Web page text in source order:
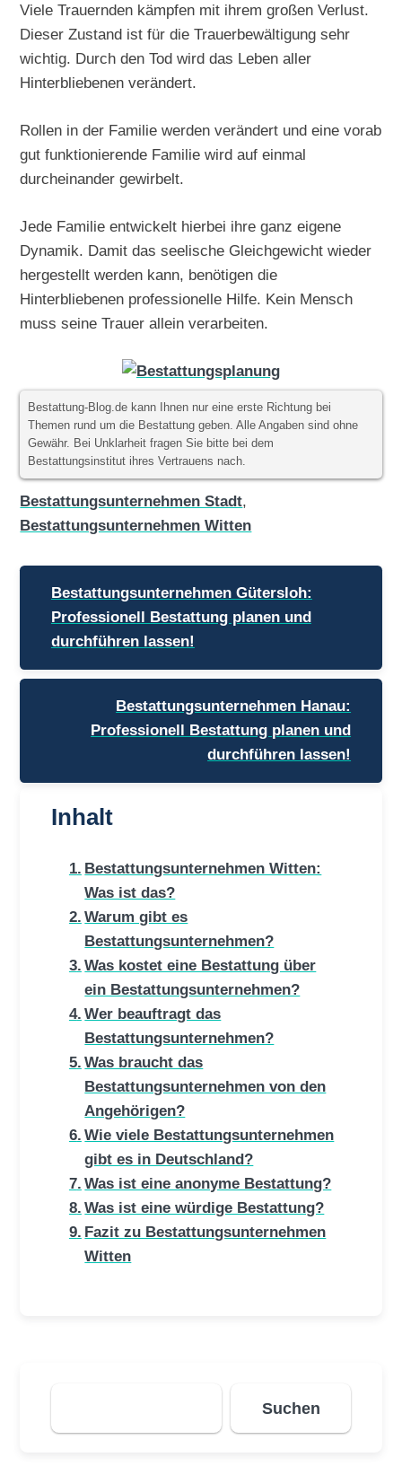
Viele Trauernden kämpfen mit ihrem großen Verlust.
Dieser Zustand ist für die Trauerbewältigung sehr
wichtig. Durch den Tod wird das Leben aller
Hinterbliebenen verändert.
Rollen in der Familie werden verändert und eine vorab
gut funktionierende Familie wird auf einmal
durcheinander gewirbelt.
Jede Familie entwickelt hierbei ihre ganz eigene
Dynamik. Damit das seelische Gleichgewicht wieder
hergestellt werden kann, benötigen die
Hinterbliebenen professionelle Hilfe. Kein Mensch
muss seine Trauer allein verarbeiten.
Bestattung-Blog.de kann Ihnen nur eine erste Richtung bei
Themen rund um die Bestattung geben. Alle Angaben sind ohne
Gewähr. Bei Unklarheit fragen Sie bitte bei dem
Bestattungsinstitut ihres Vertrauens nach.
Bestattungsunternehmen Stadt,
Bestattungsunternehmen Witten
Beitragsnavigation
Bestattungsunternehmen Gütersloh:
Professionell Bestattung planen und
durchführen lassen!
Bestattungsunternehmen Hanau:
Professionell Bestattung planen und
durchführen lassen!
Inhalt
Bestattungsunternehmen Witten:
Was ist das?
Warum gibt es
Bestattungsunternehmen?
Was kostet eine Bestattung über
ein Bestattungsunternehmen?
Wer beauftragt das
Bestattungsunternehmen?
Was braucht das
Bestattungsunternehmen von den
Angehörigen?
Wie viele Bestattungsunternehmen
gibt es in Deutschland?
Was ist eine anonyme Bestattung?
Was ist eine würdige Bestattung?
Fazit zu Bestattungsunternehmen
Witten
Suchen
Suchen